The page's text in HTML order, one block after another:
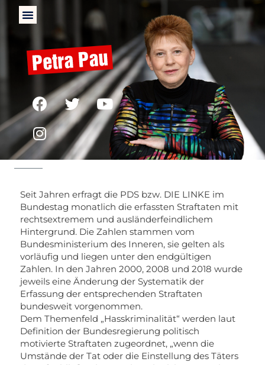
Politisch motivierte Straftaten
– rechts
Seit Jahren erfragt die PDS bzw. DIE LINKE im
Bundestag monatlich die erfassten Straftaten mit
rechtsextremem und ausländerfeindlichem
Hintergrund. Die Zahlen stammen vom
Bundesministerium des Inneren, sie gelten als
vorläufig und liegen unter den endgültigen
Zahlen. In den Jahren 2000, 2008 und 2018 wurde
jeweils eine Änderung der Systematik der
Erfassung der entsprechenden Straftaten
bundesweit vorgenommen.
Dem Themenfeld „Hasskriminalität“ werden laut
Definition der Bundesregierung politisch
motivierte Straftaten zugeordnet, „wenn die
Umstände der Tat oder die Einstellung des Täters